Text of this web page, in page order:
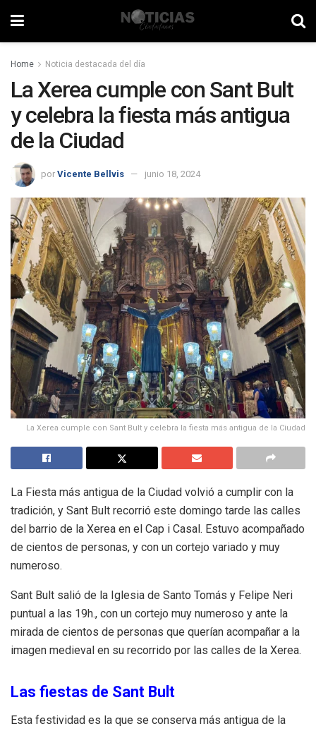
Home Noticia destacada del día
La Xerea cumple con Sant Bult
y celebra la fiesta más antigua
de la Ciudad
por Vicente Bellvis junio 18, 2024
La Xerea cumple con Sant Bult y celebra la fiesta más antigua de la Ciudad
La Fiesta más antigua de la Ciudad volvió a cumplir con la
tradición, y Sant Bult recorrió este domingo tarde las calles
del barrio de la Xerea en el Cap i Casal. Estuvo acompañado
de cientos de personas, y con un cortejo variado y muy
numeroso.
Sant Bult salió de la Iglesia de Santo Tomás y Felipe Neri
puntual a las 19h., con un cortejo muy numeroso y ante la
mirada de cientos de personas que querían acompañar a la
imagen medieval en su recorrido por las calles de la Xerea.
Las fiestas de Sant Bult
Esta festividad es la que se conserva más antigua de la